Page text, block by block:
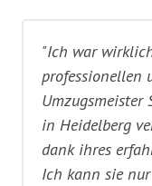
"Ich war
professionellen
Umzugsmeister
in Heidelberg
dank ihres
Ich kann sie